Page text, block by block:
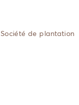
Société de plantation